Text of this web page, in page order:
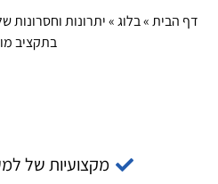
דף הבית»בלוג»יתרונות
בתקציב
מקצועיות של